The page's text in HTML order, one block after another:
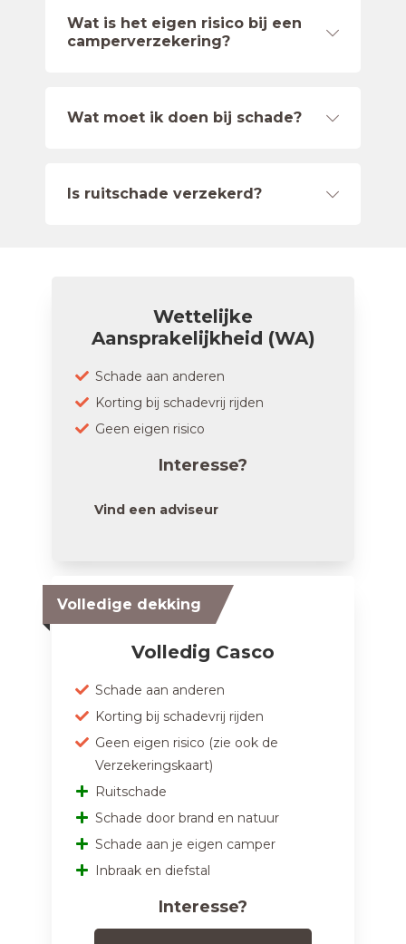
Wat is het eigen risico bij een
camperverzekering?
Wat moet ik doen bij schade?
Is ruitschade verzekerd?
Wettelijke
Aansprakelijkheid (WA)
Schade aan anderen
Korting bij schadevrij rijden
Geen eigen risico
Interesse?
Vind een adviseur
Volledige dekking
Volledig Casco
Schade aan anderen
Korting bij schadevrij rijden
Geen eigen risico (zie ook de
Verzekeringskaart)
Ruitschade
Schade door brand en natuur
Schade aan je eigen camper
Inbraak en diefstal
Interesse?